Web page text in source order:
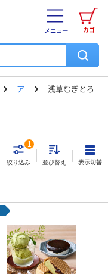
カゴ
メニュー
ア 浅草むぎとろ
絞り込み
1
並び替え 表示切替